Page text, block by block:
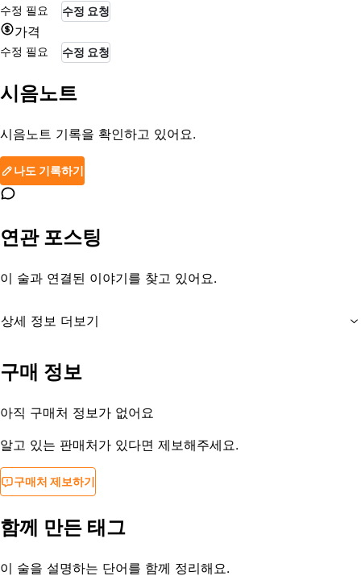
수정 필요 수정 요청
가격
수정 필요 수정 요청
시음노트
시음노트 기록을 확인하고 있어요.
나도 기록하기
연관 포스팅
이 술과 연결된 이야기를 찾고 있어요.
상세 정보 더보기
등록일
구매 정보
아직 구매처 정보가 없어요
알고 있는 판매처가 있다면 제보해주세요.
구매처 제보하기
함께 만든 태그
이 술을 설명하는 단어를 함께 정리해요.